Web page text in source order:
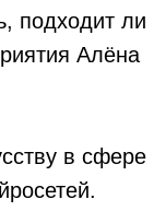
подходит ли
Алёна
в сфере